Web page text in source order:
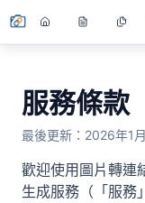
服務條款
最後更新：2026年1月
歡迎使用圖片轉連
生成服務（「服務